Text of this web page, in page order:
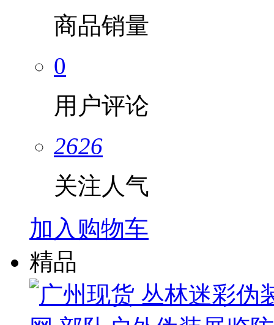
商品销量
0
用户评论
2626
关注人气
加入购物车
精品